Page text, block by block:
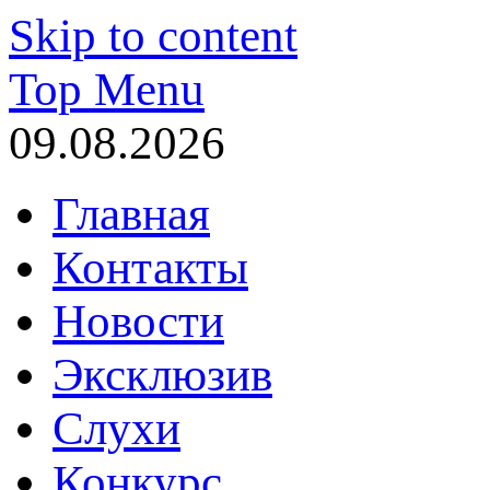
Skip to content
Top Menu
09.08.2026
Главная
Контакты
Новости
Эксклюзив
Слухи